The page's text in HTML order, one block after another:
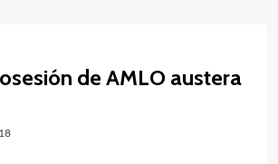
de AMLO austera